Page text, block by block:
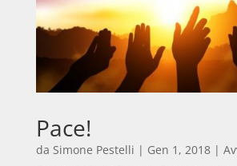
Pace!
da Simone Pestelli | Gen 1, 2018|